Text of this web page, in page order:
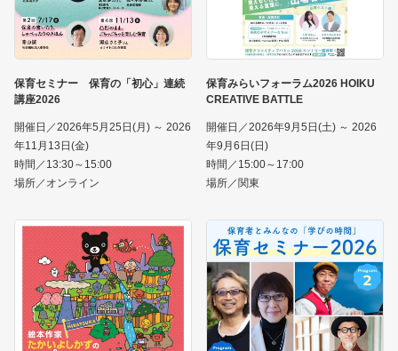
保育セミナー 保育の「初心」連続
講座2026
開催日／2026年5月25日(月) ～ 2026
年11月13日(金)
時間／13:30～15:00
場所／オンライン
保育みらいフォーラム2026 HOIKU
CREATIVE BATTLE
開催日／2026年9月5日(土) ～ 2026
年9月6日(日)
時間／15:00～17:00
場所／関東